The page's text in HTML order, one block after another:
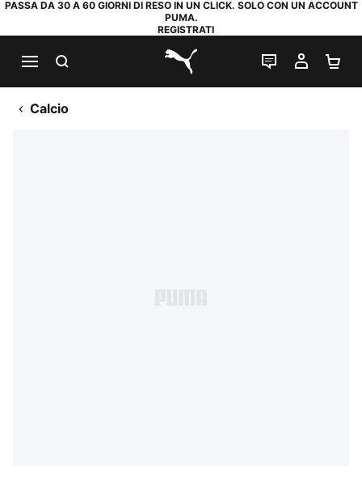
PASSA DA 30 A 60 GIORNI DI RESO IN UN CLICK. SOLO CON UN ACCOUNT
PUMA.
REGISTRATI
PUMA.com
CHAT IL MIO
Calcio